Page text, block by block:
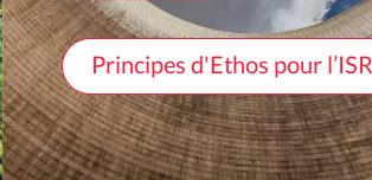
Principes d'Ethos pour l’ISR